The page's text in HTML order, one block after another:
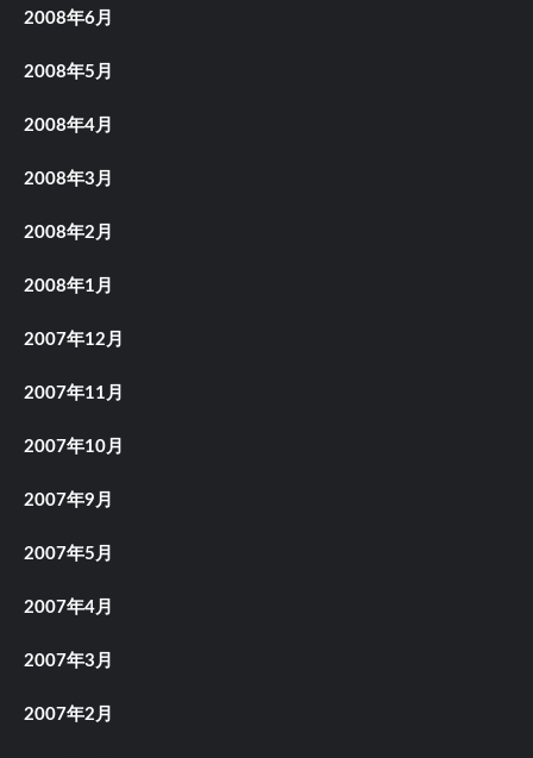
2008年6月
2008年5月
2008年4月
2008年3月
2008年2月
2008年1月
2007年12月
2007年11月
2007年10月
2007年9月
2007年5月
2007年4月
2007年3月
2007年2月